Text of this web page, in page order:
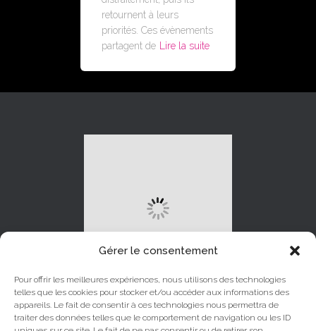
Gérer le consentement
Pour offrir les meilleures expériences, nous utilisons des technologies
telles que les cookies pour stocker et/ou accéder aux informations des
appareils. Le fait de consentir à ces technologies nous permettra de
traiter des données telles que le comportement de navigation ou les ID
retournent à leurs
priorités. Ces évènements
partagent de
Lire la suite